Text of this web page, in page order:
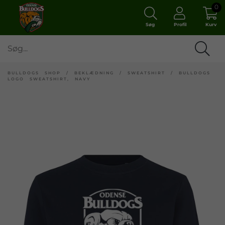
Søg Profil Kurv
0
BULLDOGS SHOP / BEKLÆDNING / SWEATSHIRT / BULLDOGS
LOGO SWEATSHIRT, NAVY